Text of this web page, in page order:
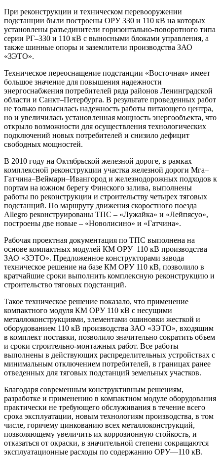
При реконструкции и техническом перевооружении
подстанции были построены ОРУ 330 и 110 кВ на которых
установлены разъединители горизонтально-поворотного типа
серии РГ–330 и 110 кВ с выносными блоками управления, а
также шинные опоры и заземлители производства ЗАО
«ЗЭТО».
Техническое переоснащение подстанции «Восточная» имеет
большое значение для повышения надежности
энергоснабжения потребителей ряда районов Ленинградской
области и Санкт–Петербурга. В результате проведенных работ
не только повысилась надежность работы питающего центра,
но и увеличилась установленная мощность энергообъекта, что
открыло возможности для осуществления технологических
подключений новых потребителей и снизило дефицит
свободных мощностей.
В 2010 году на Октябрьской железной дороге, в рамках
комплексной реконструкции участка железной дороги Мга–
Гатчина–Веймарн–Ивангород и железнодорожных подходов к
портам на южном берегу Финского залива, выполнены
работы по реконструкции и строительству четырех тяговых
подстанций. По маршруту движения скоростного поезда
Allegro реконструированы ТПС – «Лужайка» и «Лейпясуо»,
построены две новые – «Новолисино» и «Гатчина».
Рабочая проектная документация по ТПС выполнена на
основе компактных модулей КМ ОРУ–110 кВ производства
ЗАО «ЗЭТО». Предложенное конструкторами завода
техническое решение на базе КМ ОРУ 110 кВ, позволило в
кратчайшие сроки выполнить комплексную реконструкцию и
строительство тяговых подстанций.
Такое техническое решение показало, что применение
компактного модуля КМ ОРУ 110 кВ с несущими
металлоконструкциями, элементами ошиновки жесткой и
оборудованием 110 кВ производства ЗАО «ЗЭТО», входящим
в комплект поставки, позволило значительно сократить объем
и сроки строительно-монтажных работ. Все работы
выполнены в действующих распределительных устройствах с
минимальным отключением потребителей, в границах ранее
отведенных для тяговых подстанций земельных участков.
Благодаря современным конструктивным решениям,
разработке и применению в компактном модуле оборудования
практически не требующего обслуживания в течение всего
срока эксплуатации, новым технологиям производства, в том
числе, горячему цинкованию всех металлоконструкций,
позволяющему увеличить их коррозионную стойкость, и
отказаться от окраски, в значительной степени сокращаются
эксплуатационные расходы по содержанию ОРУ—110 кВ.